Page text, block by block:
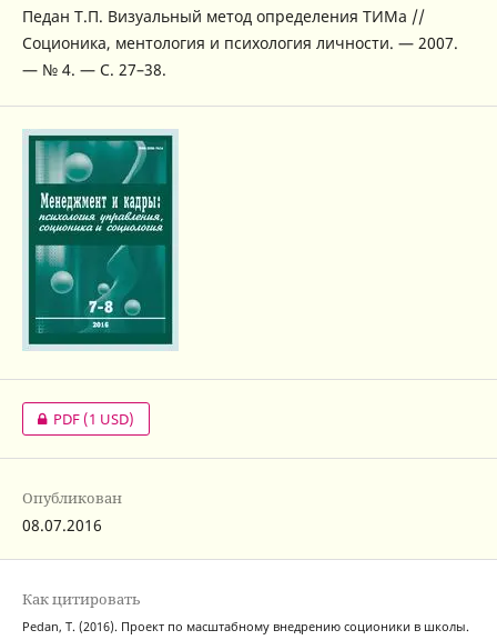
Педан Т.П. Визуальный метод определения ТИМа //
Соционика, ментология и психология личности. — 2007.
— № 4. — С. 27–38.
PDF(1 USD)
Опубликован
08.07.2016
Как цитировать
Pedan, T. (2016). Проект по масштабному внедрению соционики в школы.